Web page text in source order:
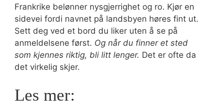
Frankrike belønner nysgjerrighet og ro. Kjør en
sidevei fordi navnet på landsbyen høres fint ut.
Sett deg ved et bord du liker uten å se på
anmeldelsene først. Og når du finner et sted
som kjennes riktig, bli litt lenger. Det er ofte da
det virkelig skjer.
Les mer: